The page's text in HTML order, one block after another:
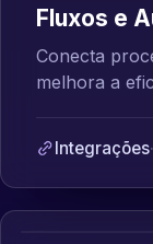
Fluxos e
Conecta
melhora a
Integrações·